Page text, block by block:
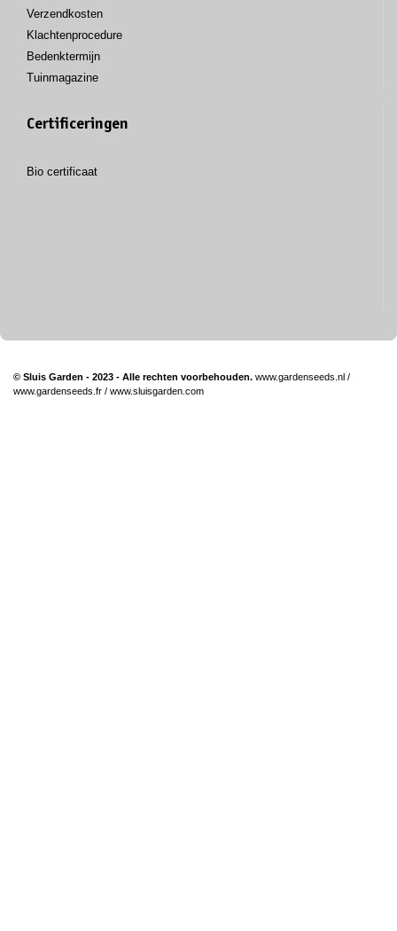
Verzendkosten
Klachtenprocedure
Bedenktermijn
Tuinmagazine
Certificeringen
Bio certificaat
© Sluis Garden - 2023 - Alle rechten voorbehouden. www.gardenseeds.nl /
www.gardenseeds.fr / www.sluisgarden.com